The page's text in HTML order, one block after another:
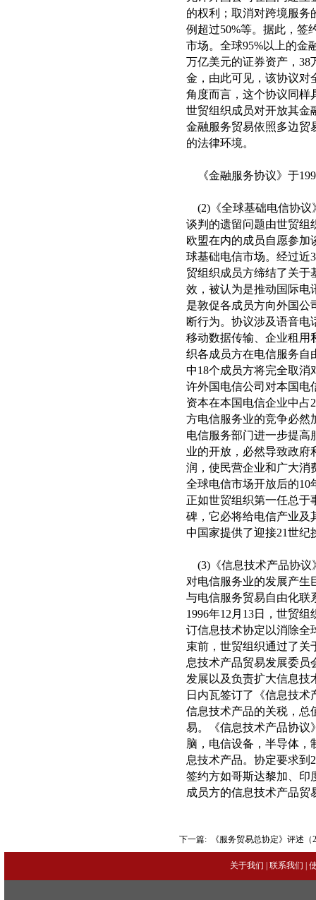
的权利；取消对跨境服务
例超过50%等。据此，签
市场。全球95%以上的金
万亿美元的证券资产，38
金，由此可见，该协议对
角度而言，这个协议同样
世贸组织成员对开放其金
金融服务贸易依照多边贸
的法律环境。
《金融服务协议》于
(2)《全球基础电信协议
谈判的遗留问题由世贸组
欧盟在内的成员自愿参加
球基础电信市场。经过近
贸组织成员方缔结了关于
效，被认为是推动国际电
是敦促各成员方向外国公
断行为。协议涉及语音
移动数据传输、企业租用
织各成员方在电信服务自
中18个成员方将完全取消
许外国电信公司对本国电
资本在本国电信企业中占
方电信服务业的竞争必然
电信服务部门进一步提高
业的开放，必然导致政府
润，使民营企业和广大消
全球电信市场开放后的
正如世贸组织第一任总于
碑，它必将给电信产业及
中国家提供了迎接21世纪
(3)《信息技术产品协议
对电信服务业的发展产生
与电信服务贸易自由化联
1996年12月13日，世贸
订信息技术协定以消除全
束前，世贸组织通过了关
息技术产品贸易发展委员
发展以及负责扩大信息技
日内瓦签订了《信息技术
信息技术产品的关税，总
易。《信息技术产品协议
脑，电信设备，半导体，
息技术产品。协定要求到
签约方如哥斯达黎加、印
成员方的信息技术产品贸
下一篇: 《服务贸易总协定》评述（
关于我们 联系我们